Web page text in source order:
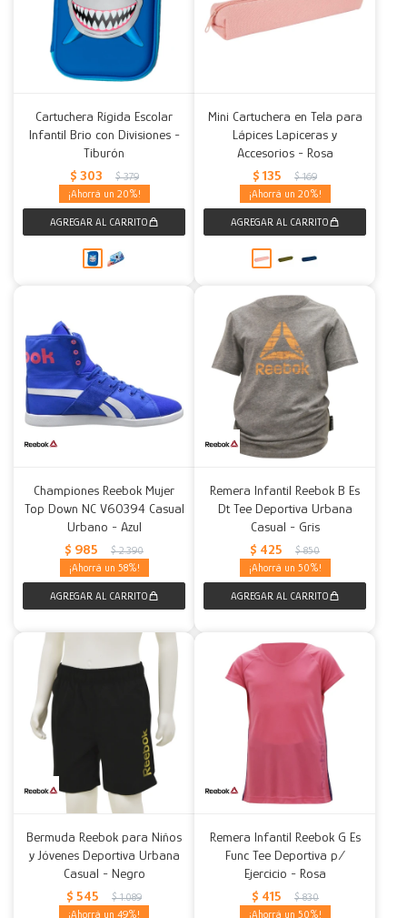
Cartuchera Rígida Escolar
Infantil Brio con Divisiones -
Tiburón
$ 303 $ 379
20
Mini Cartuchera en Tela para
Lápices Lapiceras y
Accesorios - Rosa
$ 135 $ 169
20
Championes Reebok Mujer
Top Down NC V60394 Casual
Urbano - Azul
$ 985 $ 2.390
58
Remera Infantil Reebok B Es
Dt Tee Deportiva Urbana
Casual - Gris
$ 425 $ 850
50
Bermuda Reebok para Niños
y Jóvenes Deportiva Urbana
Casual - Negro
$ 545 $ 1.089
49
Remera Infantil Reebok G Es
Func Tee Deportiva p/
Ejercicio - Rosa
$ 415 $ 830
50